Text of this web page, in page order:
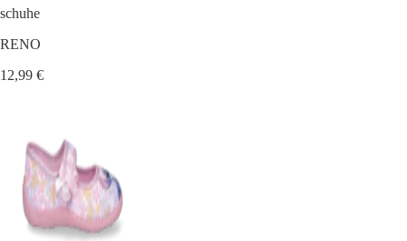
schuhe
RENO
12,99 €